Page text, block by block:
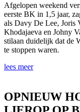
Afgelopen weekend
eerste BK in 1,5 jaar,
als Davy De Lee, Joris
Khodajaeva en Johny
stilaan duidelijk dat de
te stoppen waren.
lees meer
OPNIEUW